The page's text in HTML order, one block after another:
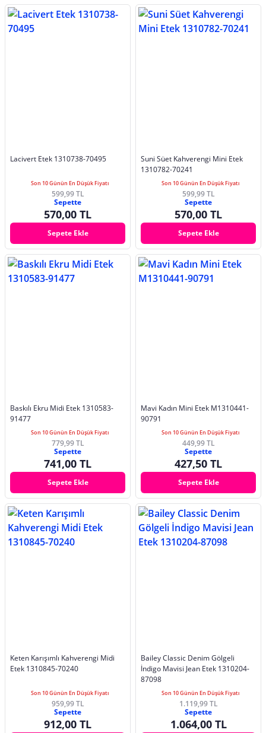
Lacivert Etek 1310738-70495
Son 10 Günün En Düşük Fiyatı
599,99 TL
Sepette
570,00 TL
Sepete Ekle
Suni Süet Kahverengi Mini Etek
1310782-70241
Son 10 Günün En Düşük Fiyatı
599,99 TL
Sepette
570,00 TL
Sepete Ekle
Baskılı Ekru Midi Etek 1310583-
91477
Son 10 Günün En Düşük Fiyatı
779,99 TL
Sepette
741,00 TL
Sepete Ekle
Mavi Kadın Mini Etek M1310441-
90791
Son 10 Günün En Düşük Fiyatı
449,99 TL
Sepette
427,50 TL
Sepete Ekle
Keten Karışımlı Kahverengi Midi
Etek 1310845-70240
Son 10 Günün En Düşük Fiyatı
959,99 TL
Sepette
912,00 TL
Bailey Classic Denim Gölgeli
İndigo Mavisi Jean Etek 1310204-
87098
Son 10 Günün En Düşük Fiyatı
1.119,99 TL
Sepette
1.064,00 TL